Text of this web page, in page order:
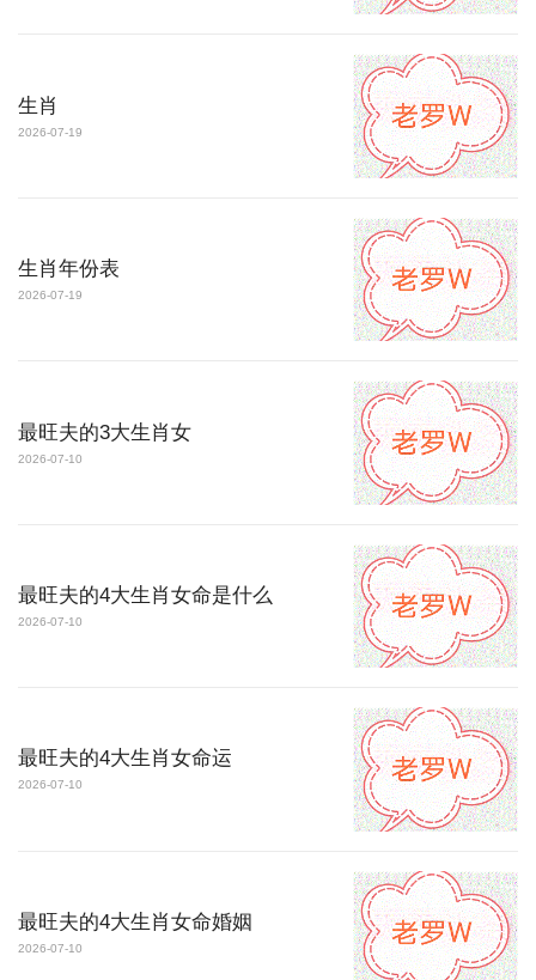
生肖
2026-07-19
生肖年份表
2026-07-19
最旺夫的3大生肖女
2026-07-10
最旺夫的4大生肖女命是什么
2026-07-10
最旺夫的4大生肖女命运
2026-07-10
最旺夫的4大生肖女命婚姻
2026-07-10